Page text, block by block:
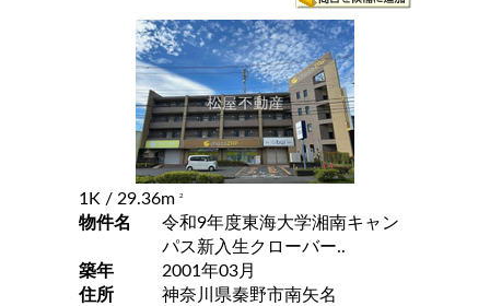
1K / 29.36m 2
物件名
令和9年度東海大学湘南キャン
パス新入生クローバー..
築年
2001年03月
住所
神奈川県秦野市南矢名